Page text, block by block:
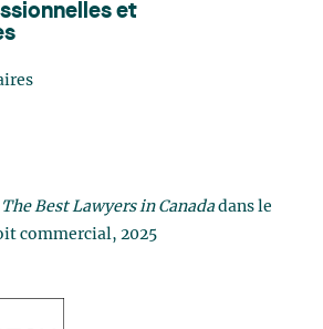
et
Best Lawyers in Canadadans le
commercial, 2025